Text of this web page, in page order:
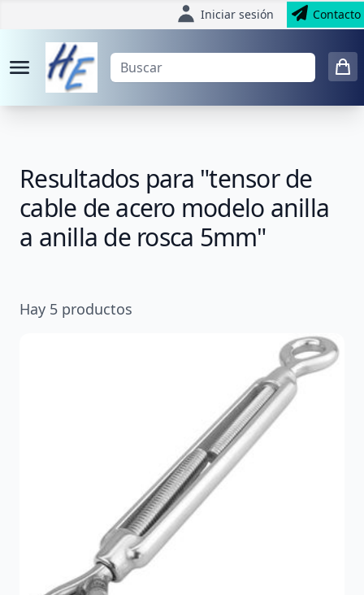
Iniciar sesión Contacto
Resultados para "tensor de
cable de acero modelo anilla
a anilla de rosca 5mm"
Hay 5 productos